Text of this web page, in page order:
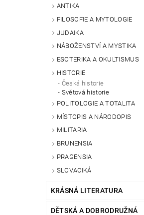
ANTIKA
FILOSOFIE A MYTOLOGIE
JUDAIKA
NÁBOŽENSTVÍ A MYSTIKA
ESOTERIKA A OKULTISMUS
HISTORIE
Česká historie
Světová historie
POLITOLOGIE A TOTALITA
MÍSTOPIS A NÁRODOPIS
MILITARIA
BRUNENSIA
PRAGENSIA
SLOVACIKÁ
KRÁSNÁ LITERATURA
DĚTSKÁ A DOBRODRUŽNÁ